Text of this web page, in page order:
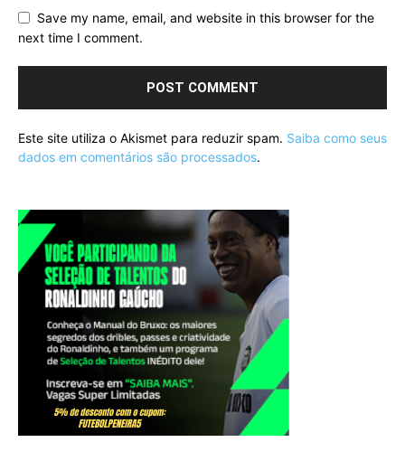
Save my name, email, and website in this browser for the
next time I comment.
Este site utiliza o Akismet para reduzir spam. Saiba como seus
dados em comentários são processados.